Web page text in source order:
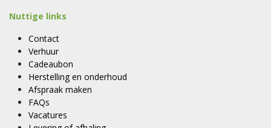
Nuttige links
Contact
Verhuur
Cadeaubon
Herstelling en onderhoud
Afspraak maken
FAQs
Vacatures